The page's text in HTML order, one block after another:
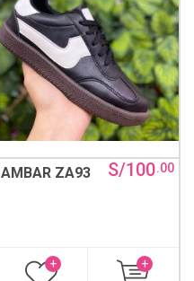
AMBAR ZA93 S/100.00
+ +